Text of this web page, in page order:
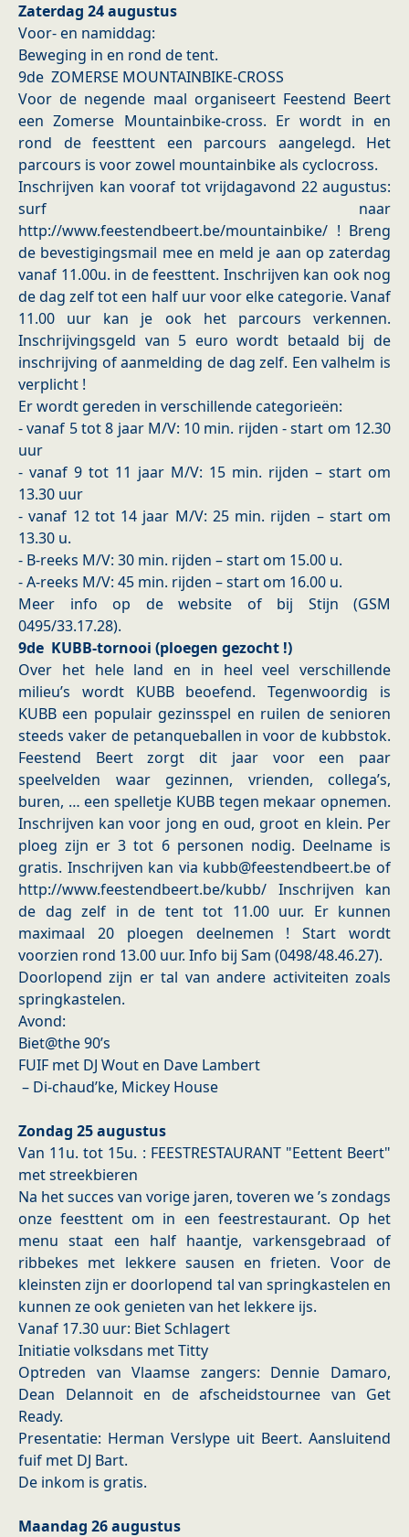
Zaterdag 24 augustus
Voor- en namiddag:
Beweging in en rond de tent.
9de ZOMERSE MOUNTAINBIKE-CROSS
Voor de negende maal organiseert Feestend Beert
een Zomerse Mountainbike-cross. Er wordt in en
rond de feesttent een parcours aangelegd. Het
parcours is voor zowel mountainbike als cyclocross.
Inschrijven kan vooraf tot vrijdagavond 22 augustus:
surf naar
http://www.feestendbeert.be/mountainbike/ ! Breng
de bevestigingsmail mee en meld je aan op zaterdag
vanaf 11.00u. in de feesttent. Inschrijven kan ook nog
de dag zelf tot een half uur voor elke categorie. Vanaf
11.00 uur kan je ook het parcours verkennen.
Inschrijvingsgeld van 5 euro wordt betaald bij de
inschrijving of aanmelding de dag zelf. Een valhelm is
verplicht !
Er wordt gereden in verschillende categorieën:
- vanaf 5 tot 8 jaar M/V: 10 min. rijden - start om 12.30
uur
- vanaf 9 tot 11 jaar M/V: 15 min. rijden – start om
13.30 uur
- vanaf 12 tot 14 jaar M/V: 25 min. rijden – start om
13.30 u.
- B-reeks M/V: 30 min. rijden – start om 15.00 u.
- A-reeks M/V: 45 min. rijden – start om 16.00 u.
Meer info op de website of bij Stijn (GSM
0495/33.17.28).
9de KUBB-tornooi (ploegen gezocht !)
Over het hele land en in heel veel verschillende
milieu’s wordt KUBB beoefend. Tegenwoordig is
KUBB een populair gezinsspel en ruilen de senioren
steeds vaker de petanqueballen in voor de kubbstok.
Feestend Beert zorgt dit jaar voor een paar
speelvelden waar gezinnen, vrienden, collega’s,
buren, … een spelletje KUBB tegen mekaar opnemen.
Inschrijven kan voor jong en oud, groot en klein. Per
ploeg zijn er 3 tot 6 personen nodig. Deelname is
gratis. Inschrijven kan via kubb@feestendbeert.be of
http://www.feestendbeert.be/kubb/ Inschrijven kan
de dag zelf in de tent tot 11.00 uur. Er kunnen
maximaal 20 ploegen deelnemen ! Start wordt
voorzien rond 13.00 uur. Info bij Sam (0498/48.46.27).
Doorlopend zijn er tal van andere activiteiten zoals
springkastelen.
Avond:
Biet@the 90’s
FUIF met DJ Wout en Dave Lambert
– Di-chaud’ke, Mickey House
Zondag 25 augustus
Van 11u. tot 15u. : FEESTRESTAURANT "Eettent Beert"
met streekbieren
Na het succes van vorige jaren, toveren we ’s zondags
onze feesttent om in een feestrestaurant. Op het
menu staat een half haantje, varkensgebraad of
ribbekes met lekkere sausen en frieten. Voor de
kleinsten zijn er doorlopend tal van springkastelen en
kunnen ze ook genieten van het lekkere ijs.
Vanaf 17.30 uur: Biet Schlagert
Initiatie volksdans met Titty
Optreden van Vlaamse zangers: Dennie Damaro,
Dean Delannoit en de afscheidstournee van Get
Ready.
Presentatie: Herman Verslype uit Beert. Aansluitend
fuif met DJ Bart.
De inkom is gratis.
Maandag 26 augustus